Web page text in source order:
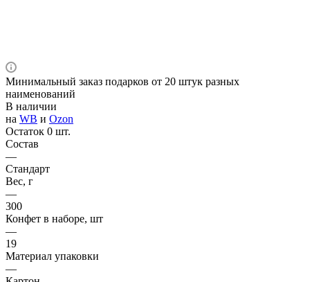
Минимальный заказ подарков от 20 штук разных
наименований
В наличии
на WB и Ozon
Остаток 0 шт.
Состав
—
Стандарт
Вес, г
—
300
Конфет в наборе, шт
—
19
Материал упаковки
—